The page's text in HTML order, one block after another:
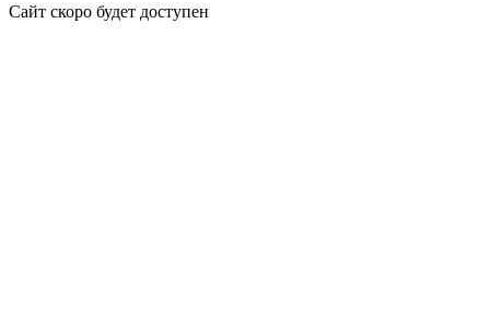
Сайт скоро будет доступен